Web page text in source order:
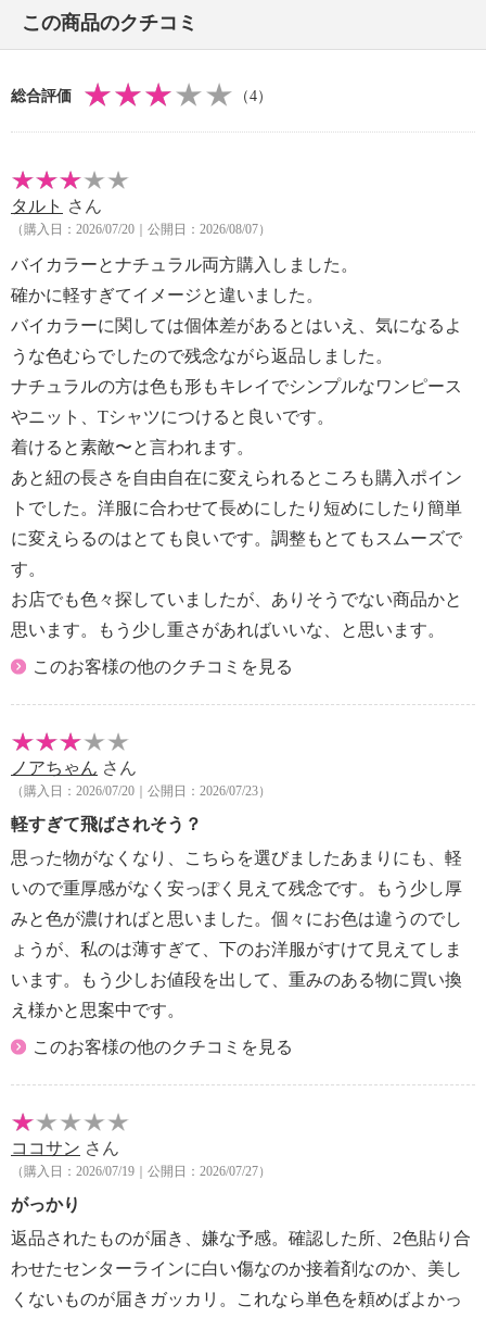
この商品のクチコミ
総合評価 （4）
タルト さん
（購入日：2026/07/20｜公開日：2026/08/07）
バイカラーとナチュラル両方購入しました。
確かに軽すぎてイメージと違いました。
バイカラーに関しては個体差があるとはいえ、気になるよ
うな色むらでしたので残念ながら返品しました。
ナチュラルの方は色も形もキレイでシンプルなワンピース
やニット、Tシャツにつけると良いです。
着けると素敵〜と言われます。
あと紐の長さを自由自在に変えられるところも購入ポイン
トでした。洋服に合わせて長めにしたり短めにしたり簡単
に変えらるのはとても良いです。調整もとてもスムーズで
す。
お店でも色々探していましたが、ありそうでない商品かと
思います。もう少し重さがあればいいな、と思います。
このお客様の他のクチコミを見る
ノアちゃん さん
（購入日：2026/07/20｜公開日：2026/07/23）
軽すぎて飛ばされそう？
思った物がなくなり、こちらを選びましたあまりにも、軽
いので重厚感がなく安っぽく見えて残念です。もう少し厚
みと色が濃ければと思いました。個々にお色は違うのでし
ょうが、私のは薄すぎて、下のお洋服がすけて見えてしま
います。もう少しお値段を出して、重みのある物に買い換
え様かと思案中です。
このお客様の他のクチコミを見る
ココサン さん
（購入日：2026/07/19｜公開日：2026/07/27）
がっかり
返品されたものが届き、嫌な予感。確認した所、2色貼り合
わせたセンターラインに白い傷なのか接着剤なのか、美し
くないものが届きガッカリ。これなら単色を頼めばよかっ